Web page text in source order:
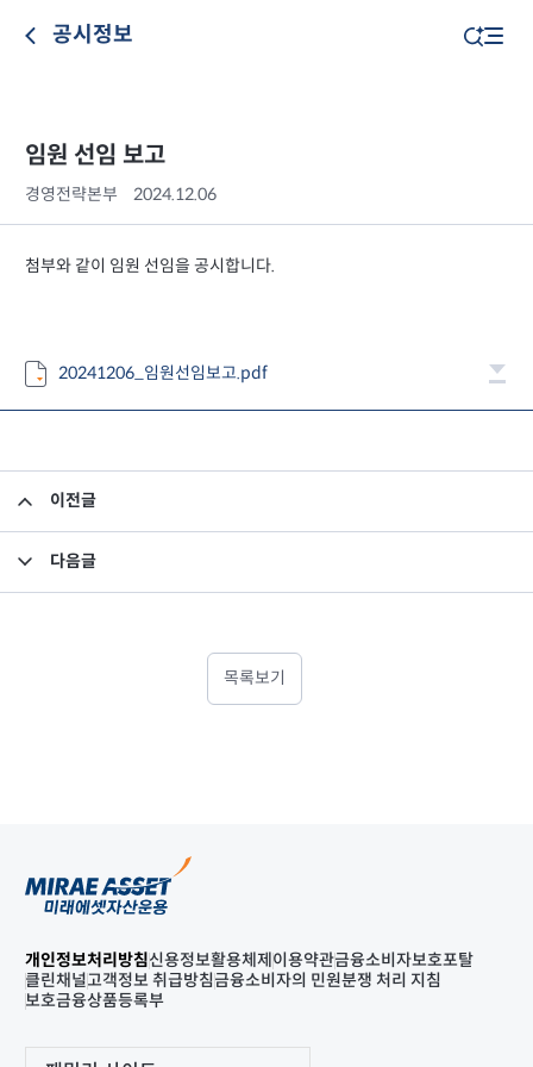
공시정보
임원 선임 보고
경영전략본부 2024.12.06
첨부와 같이 임원 선임을 공시합니다.
20241206_임원선임보고.pdf
이전글
다음글
목록보기
개인정보처리방침신용정보활용체제 이용약관금융소비자보호포탈
클린채널고객정보 취급방침금융소비자의 민원분쟁 처리 지침
보호금융상품등록부